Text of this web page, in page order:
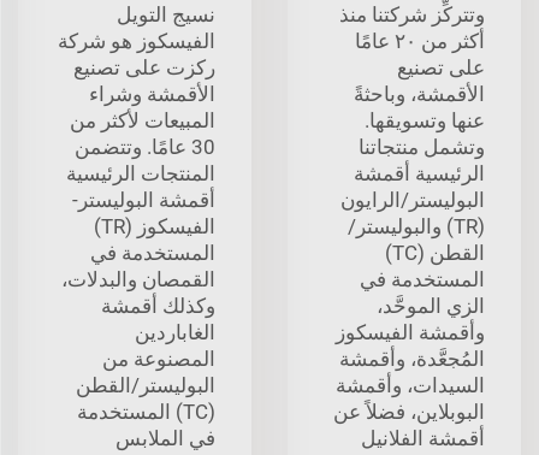
وتتركِّز شركتنا منذ
أكثر من ٢٠ عامًا
على تصنيع
الأقمشة، وباحثةً
عنها وتسويقها.
وتشمل منتجاتنا
الرئيسية أقمشة
البوليستر/الرايون
(TR) والبوليستر/
القطن (TC)
المستخدمة في
الزي الموحَّد،
وأقمشة الفيسكوز
المُجعَّدة، وأقمشة
السيدات، وأقمشة
البوبلاين، فضلاً عن
أقمشة الفلانيل
نسيج التويل
الفيسكوز هو شركة
ركزت على تصنيع
الأقمشة وشراء
المبيعات لأكثر من
30 عامًا. وتتضمن
المنتجات الرئيسية
أقمشة البوليستر-
الفيسكوز (TR)
المستخدمة في
القمصان والبدلات،
وكذلك أقمشة
الغاباردين
المصنوعة من
البوليستر/القطن
(TC) المستخدمة
في الملابس